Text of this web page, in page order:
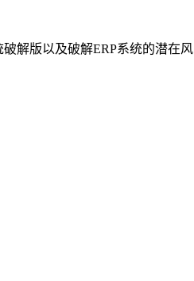
解版以及破解ERP系统的潜